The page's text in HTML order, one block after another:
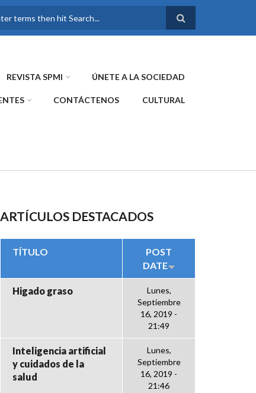
DE
REVISTA SPMI ÚNETE A LA SOCIEDAD
CONTÁCTENOS CULTURAL
ARTÍCULOS DESTACADOS
TÍTULO
POST
DATE
Higado graso
Lunes,
Septiembre
16, 2019 -
21:49
Inteligencia artificial
y cuidados de la
salud
Lunes,
Septiembre
16, 2019 -
21:46